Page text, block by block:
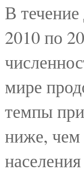
В течение
2010 по
мире
темпы
ниже,